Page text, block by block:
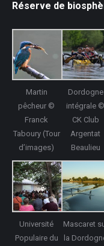
Réserve de
Martin
pêcheur ©
Franck
Taboury (Tour
d’images)
Dordogne
intégrale ©
CK Club
Argentat
Beaulieu
Université
Populaire du
Mascaret
la